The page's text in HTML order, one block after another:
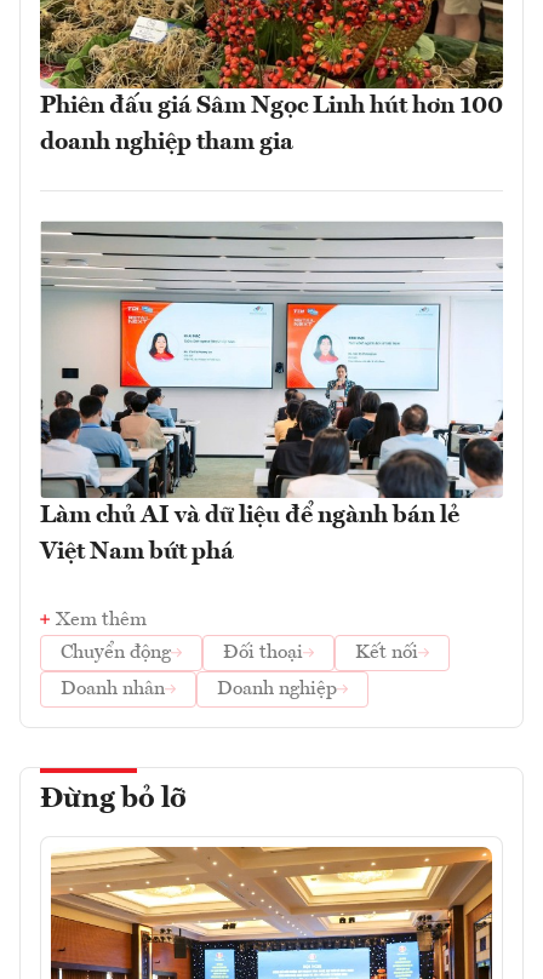
Phiên đấu giá Sâm Ngọc Linh hút hơn 100
doanh nghiệp tham gia
Làm chủ AI và dữ liệu để ngành bán lẻ
Việt Nam bứt phá
Xem thêm
Chuyển động
Đối thoại
Kết nối
Doanh nhân
Doanh nghiệp
Đừng bỏ lỡ